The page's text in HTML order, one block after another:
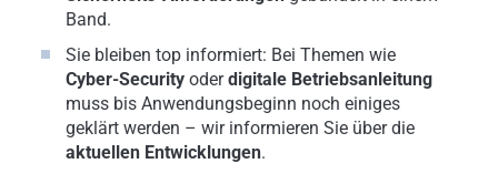
Band.
Sie bleiben top informiert: Bei Themen wie
Cyber-Security oderdigitale Betriebsanleitung
muss bis Anwendungsbeginn noch einiges
geklärt werden – wir informieren Sie über die
aktuellen Entwicklungen.